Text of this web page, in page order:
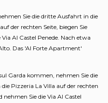
Sie die dritte Ausfahrt in die
der rechten Seite, biegen Sie
Al Castel Penede. Nach etwa
Das 'Al Forte Apartment'
Garda kommen, nehmen Sie die
Pizzeria La Villa auf der rechten
nehmen Sie die Via Al Castel